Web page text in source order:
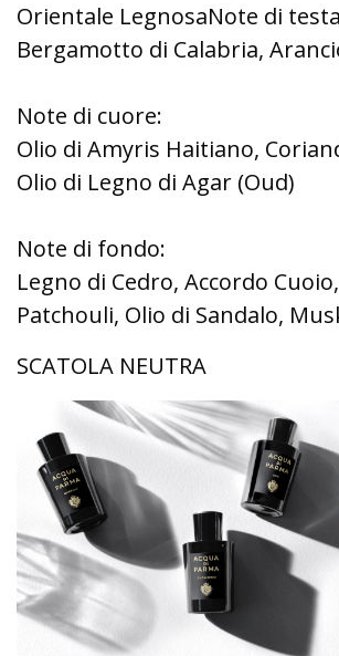
Orientale LegnosaNote di
Bergamotto di Calabria,
Note di cuore:
Olio di Amyris Haitiano,
Olio di Legno di Agar (Oud)
Note di fondo:
Legno di Cedro, Accordo
Patchouli, Olio di Sandalo,
SCATOLA NEUTRA